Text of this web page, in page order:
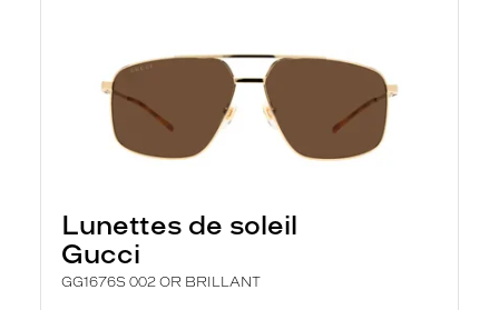
Lunettes de soleil
Gucci
GG1676S 002 OR BRILLANT